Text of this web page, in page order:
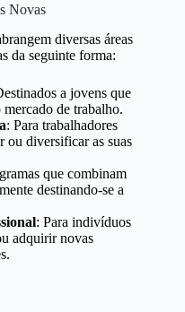
Novas
diversas áreas
da seguinte forma:
a jovens que
de trabalho.
: Para trabalhadores
ou diversificar as suas
que combinam
destinando-se a
: Para indivíduos
adquirir novas